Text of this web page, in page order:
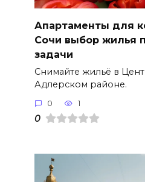
Апартаменты для
Сочи выбор жилья
задачи
Снимайте жильё в
Адлерском районе.
0 1
0